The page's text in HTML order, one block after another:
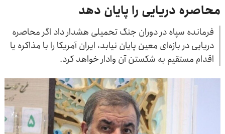
محاصره دریایی را پایان دهد
فرمانده سپاه در دوران جنگ تحمیلی هشدار داد اگر محاصره
دریایی در بازه‌ای معین پایان نیابد، ایران آمریکا را با مذاکره یا
اقدام مستقیم به شکستن آن وادار خواهد کرد.